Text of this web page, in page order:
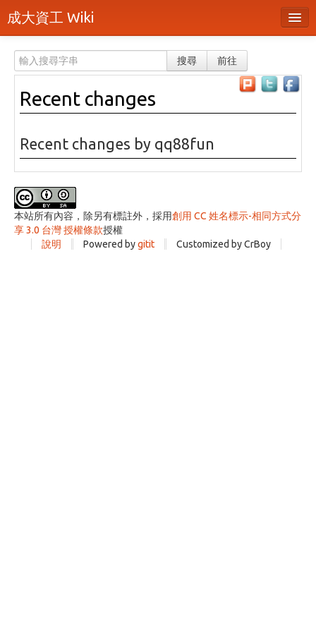
成大資工 Wiki
分類
隨機頁面
上傳檔案
登入 / 註冊帳號
搜尋 前往
Recent changes
Recent changes by qq88fun
本站所有內容，除另有標註外，採用創用 CC 姓名標示-相同方式分
享 3.0 台灣 授權條款授權
說明
Powered bygitit Customized by CrBoy